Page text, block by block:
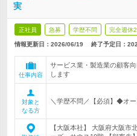
実
正社員 急募 学歴不問 完全週休
情報更新日：2026/06/19 終了予定日：
仕事内容
サービス業・製造業の顧客
します
対象と
なる方
＼学歴不問／【必須】◆オ
【大阪本社】 大阪府大阪市